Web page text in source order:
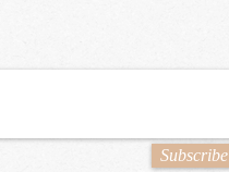
Subscribe